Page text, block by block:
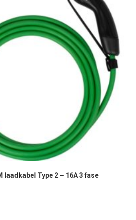
laadkabel Type 2 – 16A 3 fase